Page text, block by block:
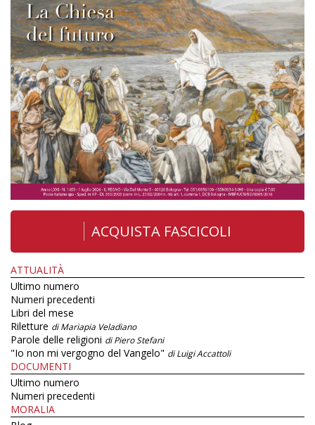
ACQUISTA FASCICOLI
ATTUALITÀ
Ultimo numero
Numeri precedenti
Libri del mese
Riletture di Mariapia Veladiano
Parole delle religioni di Piero Stefani
"Io non mi vergogno del Vangelo" di Luigi Accattoli
DOCUMENTI
Ultimo numero
Numeri precedenti
MORALIA